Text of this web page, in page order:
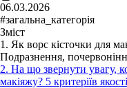
06.03.2026
#загальна_категорія
Зміст
1. Як ворс кісточки для
Подразнення,
2. На що звернути увагу,
макіяжу? 5 критеріїв